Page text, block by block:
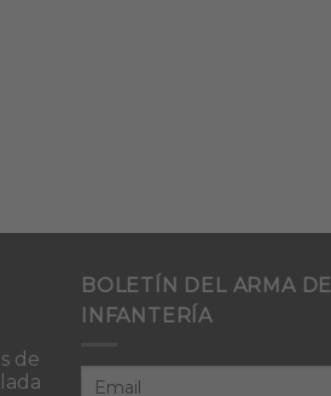
de
BOLETÍN DEL ARMA DE
INFANTERÍA